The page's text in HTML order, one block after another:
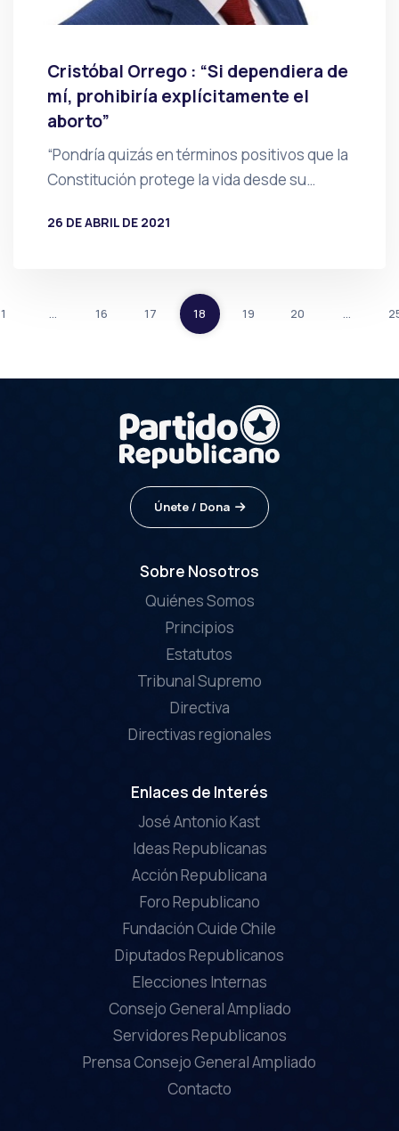
Cristóbal Orrego : “Si dependiera de
mí, prohibiría explícitamente el
aborto”
“Pondría quizás en términos positivos que la
Constitución protege la vida desde su…
26 DE ABRIL DE 2021
1 … 16 17 18 19 20 …
Únete / Dona
Sobre Nosotros
Quiénes Somos
Principios
Estatutos
Tribunal Supremo
Directiva
Directivas regionales
Enlaces de Interés
José Antonio Kast
Ideas Republicanas
Acción Republicana
Foro Republicano
Fundación Cuide Chile
Diputados Republicanos
Elecciones Internas
Consejo General Ampliado
Servidores Republicanos
Prensa Consejo General Ampliado
Contacto